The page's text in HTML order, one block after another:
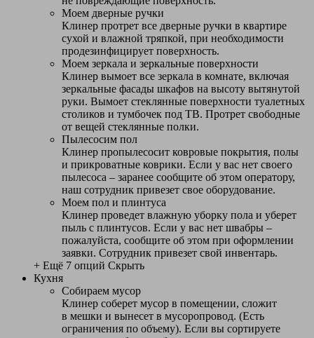
Моем дверные ручки
Клинер протрет все дверные ручки в квартире
сухой и влажной тряпкой, при необходимости
продезинфицирует поверхность.
Моем зеркала и зеркальные поверхности
Клинер вымоет все зеркала в комнате, включая
зеркальные фасады шкафов на высоту вытянутой
руки. Вымоет стеклянные поверхности туалетных
столиков и тумбочек под ТВ. Протрет свободные
от вещей стеклянные полки.
Пылесосим пол
Клинер пропылесосит ковровые покрытия, полы
и прикроватные коврики. Если у вас нет своего
пылесоса – заранее сообщите об этом оператору,
наш сотрудник привезет свое оборудование.
Моем пол и плинтуса
Клинер проведет влажную уборку пола и уберет
пыль с плинтусов. Если у вас нет швабры –
пожалуйста, сообщите об этом при оформлении
заявки. Сотрудник привезет свой инвентарь.
+ Ещё 7 опций Скрыть
Кухня
Собираем мусор
Клинер соберет мусор в помещении, сложит
в мешки и вынесет в мусоропровод. (Есть
ограничения по объему). Если вы сортируете